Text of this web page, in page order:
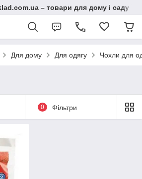
– товари для дому і саду
Для дому Для одягу Чохли для
0 Фільтри